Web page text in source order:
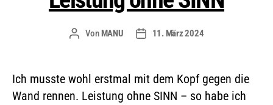
Von MANU 11. März 2024
Ich musste wohl erstmal mit dem Kopf gegen die
Wand rennen. Leistung ohne SINN – so habe ich